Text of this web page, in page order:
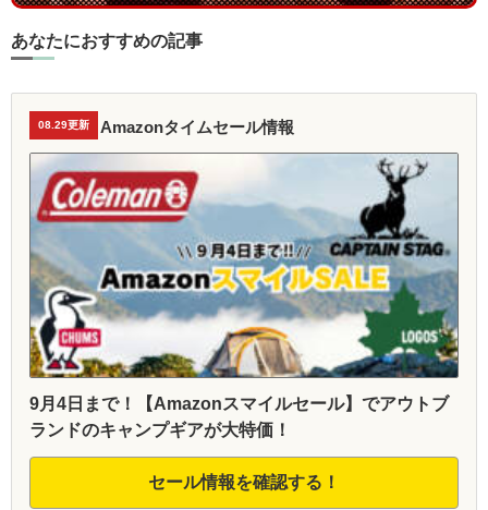
あなたにおすすめの記事
08.29更新 Amazonタイムセール情報
9月4日まで！【Amazonスマイルセール】でアウトブ
ランドのキャンプギアが大特価！
セール情報を確認する！